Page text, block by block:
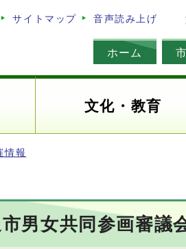
サイトマップ 音声読み上げ
ホーム
文化・教育
情報
男女共同参画審議